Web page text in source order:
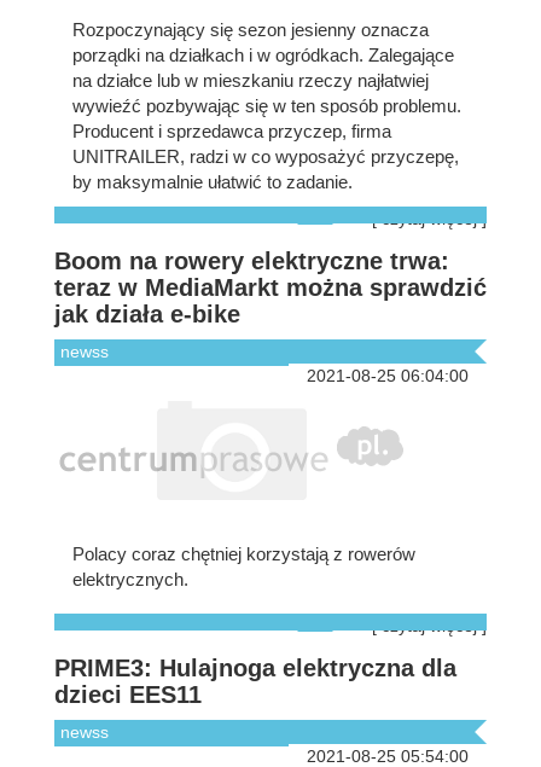
Rozpoczynający się sezon jesienny oznacza
porządki na działkach i w ogródkach. Zalegające
na działce lub w mieszkaniu rzeczy najłatwiej
wywieźć pozbywając się w ten sposób problemu.
Producent i sprzedawca przyczep, firma
UNITRAILER, radzi w co wyposażyć przyczepę,
by maksymalnie ułatwić to zadanie.
Boom na rowery elektryczne trwa:
teraz w MediaMarkt można sprawdzić
jak działa e-bike
newss
2021-08-25 06:04:00
Polacy coraz chętniej korzystają z rowerów
elektrycznych.
PRIME3: Hulajnoga elektryczna dla
dzieci EES11
newss
2021-08-25 05:54:00